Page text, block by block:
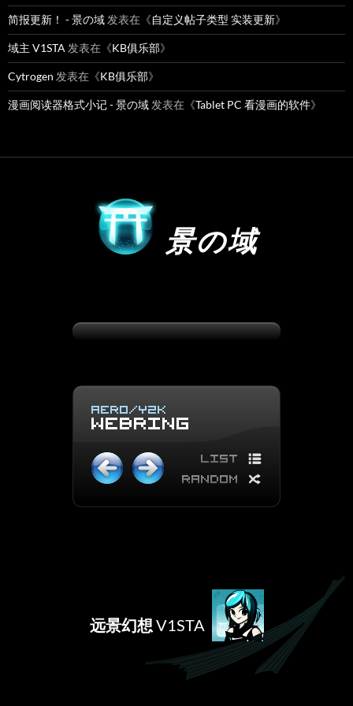
简报更新！ - 景の域发表在《自定义帖子类型 实装更新》
域主 V1STA发表在《KB俱乐部》
Cytrogen 发表在《KB俱乐部》
漫画阅读器格式小记 - 景の域发表在《Tablet PC 看漫画的软件》
景の域
远景幻想 V1STA